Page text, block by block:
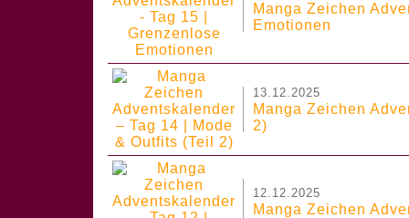
Manga Zeichen
Emotionen
13.12.2025
Manga Zeichen
2)
12.12.2025
Manga Zeichen